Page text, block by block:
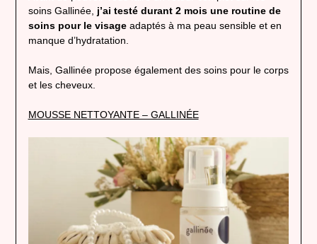
soins Gallinée, j’ai testé durant 2 mois une routine de
soins pour le visageadaptés à ma peau sensible et en
manque d’hydratation.
Mais, Gallinée propose également des soins pour le corps
et les cheveux.
MOUSSE NETTOYANTE – GALLINÉE